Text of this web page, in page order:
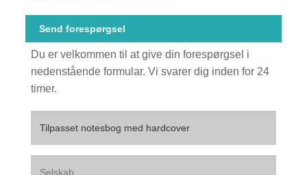
Send forespørgsel
Du er velkommen til at give din forespørgsel i
nedenstående formular. Vi svarer dig inden for 24
timer.